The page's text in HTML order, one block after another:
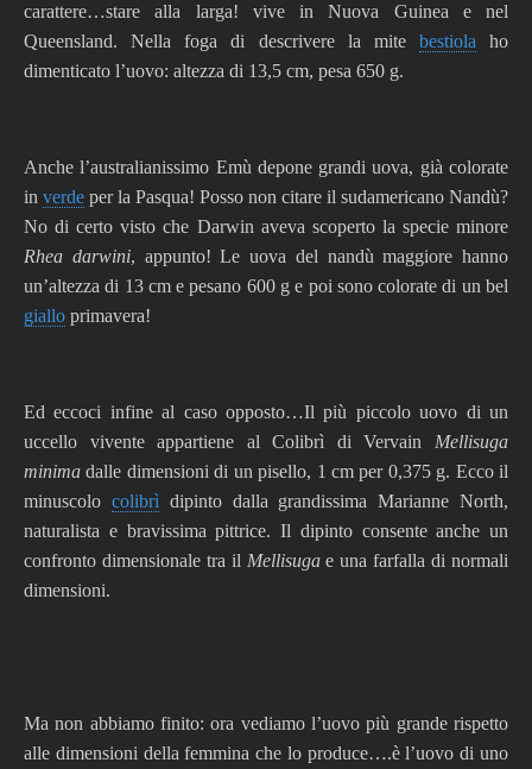
carattere…stare alla larga! vive in Nuova Guinea e nel
Queensland. Nella foga di descrivere la mite bestiola ho
dimenticato l’uovo: altezza di 13,5 cm, pesa 650 g.
Anche l’australianissimo Emù depone grandi uova, già colorate
in verde per la Pasqua! Posso non citare il sudamericano Nandù?
No di certo visto che Darwin aveva scoperto la specie minore
Rhea darwini, appunto! Le uova del nandù maggiore hanno
un’altezza di 13 cm e pesano 600 g e poi sono colorate di un bel
giallo primavera!
Ed eccoci infine al caso opposto…Il più piccolo uovo di un
uccello vivente appartiene al Colibrì di Vervain Mellisuga
minimadalle dimensioni di un pisello, 1 cm per 0,375 g. Ecco il
minuscolo colibrìdipinto dalla grandissima Marianne North,
naturalista e bravissima pittrice. Il dipinto consente anche un
confronto dimensionale tra il Mellisugae una farfalla di normali
dimensioni.
Ma non abbiamo finito: ora vediamo l’uovo più grande rispetto
alle dimensioni della femmina che lo produce….è l’uovo di uno